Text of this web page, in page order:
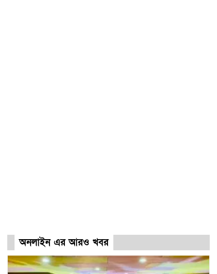
অনলাইন এর আরও খবর